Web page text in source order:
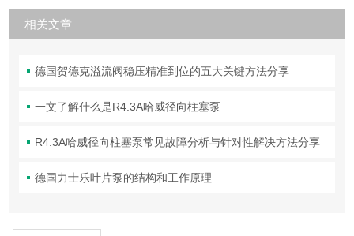
相关文章
德国贺德克溢流阀稳压精准到位的五大关键方法分享
一文了解什么是R4.3A哈威径向柱塞泵
R4.3A哈威径向柱塞泵常见故障分析与针对性解决方法分享
德国力士乐叶片泵的结构和工作原理